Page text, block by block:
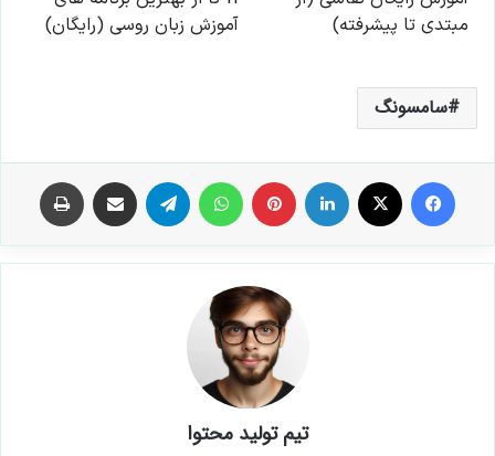
سامسونگ
فیس بوک لینکدین ‫پین‌ترست تلگرام اشتراک گذاری از طریق ایمیل
تیم تولید محتوا